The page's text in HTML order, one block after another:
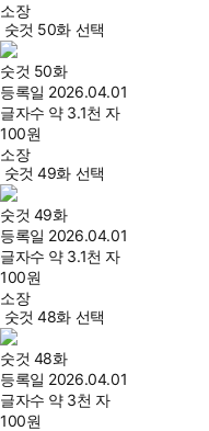
소장
숫것 50화 선택
숫것 50화
등록일 2026.04.01
글자수 약 3.1천 자
100원
소장
숫것 49화 선택
숫것 49화
등록일 2026.04.01
글자수 약 3.1천 자
100원
소장
숫것 48화 선택
숫것 48화
등록일 2026.04.01
글자수 약 3천 자
100원